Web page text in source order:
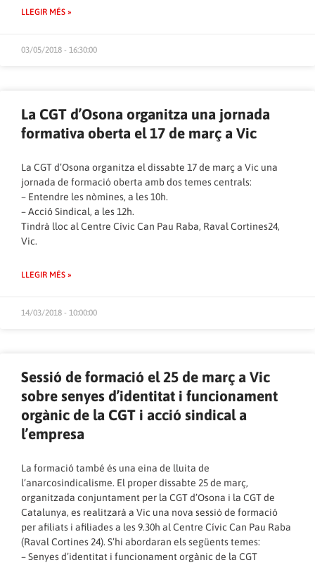
LLEGIR MÉS »
03/05/2018 - 16:30:00
La CGT d’Osona organitza una jornada
formativa oberta el 17 de març a Vic
La CGT d’Osona organitza el dissabte 17 de març a Vic una
jornada de formació oberta amb dos temes centrals:
– Entendre les nòmines, a les 10h.
– Acció Sindical, a les 12h.
Tindrà lloc al Centre Cívic Can Pau Raba, Raval Cortines24,
Vic.
LLEGIR MÉS »
14/03/2018 - 10:00:00
Sessió de formació el 25 de març a Vic
sobre senyes d’identitat i funcionament
orgànic de la CGT i acció sindical a
l’empresa
La formació també és una eina de lluita de
l’anarcosindicalisme. El proper dissabte 25 de març,
organitzada conjuntament per la CGT d’Osona i la CGT de
Catalunya, es realitzarà a Vic una nova sessió de formació
per afiliats i afiliades a les 9.30h al Centre Cívic Can Pau Raba
(Raval Cortines 24). S’hi abordaran els següents temes:
– Senyes d’identitat i funcionament orgànic de la CGT